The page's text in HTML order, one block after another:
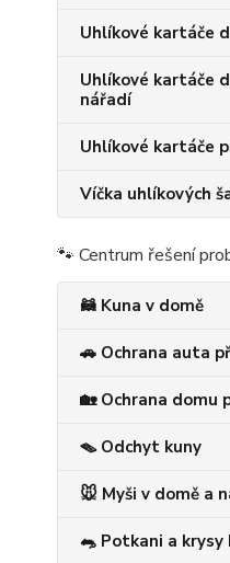
Uhlíkové kartáče
Uhlíkové kartáče
nářadí
Uhlíkové kartáče
Víčka uhlíkových
🐾 Centrum řešení
🦝 Kuna v domě
🚗 Ochrana auta
🏡 Ochrana domu
🪤 Odchyt kuny
🐭 Myši v domě a
🐀 Potkani a krysy